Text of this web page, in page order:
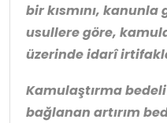
bir kısmını,
usullere göre,
üzerinde idarî
Kamulaştırma
bağlanan artırım